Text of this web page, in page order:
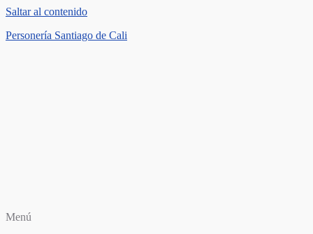
Saltar al contenido
Personería Santiago de Cali
Menú